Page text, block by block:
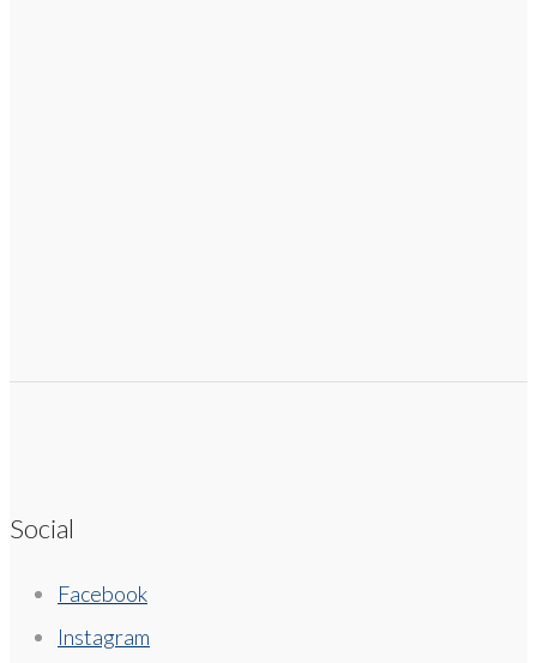
Social
Facebook
Instagram